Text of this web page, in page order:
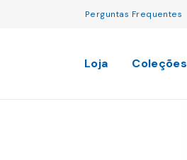
Perguntas Frequentes
Loja Coleções